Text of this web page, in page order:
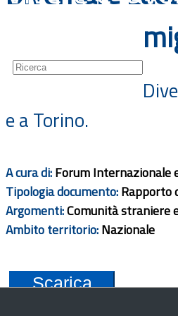
e a Torino.
A cura di:Forum Internazionale
Tipologia documento:Rapporto
Argomenti:Comunità straniere
Ambito territorio:Nazionale
Scarica